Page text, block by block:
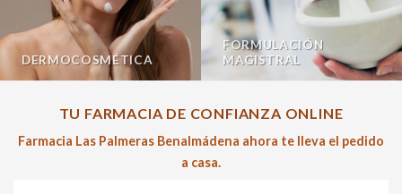
DERMOCOSMÉTICA
FORMULACIÓN
MAGISTRAL
TU FARMACIA DE CONFIANZA ONLINE
Farmacia Las Palmeras Benalmádena ahora te lleva el pedido
a casa.